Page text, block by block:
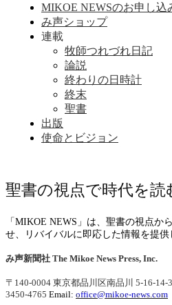
MIKOE NEWSのお申し込
み声ショップ
連載
牧師つれづれ日記
論説
終わりの日時計
終末
聖書
出版
使命とビジョン
聖書の視点で時代を読
「MIKOE NEWS」は、聖書の視点か
せ、リバイバルに即応した情報を提供
み声新聞社 The Mikoe News Press, Inc.
〒140-0004 東京都品川区南品川 5-16-14-
3450-4765 Email: office@mikoe-news.com